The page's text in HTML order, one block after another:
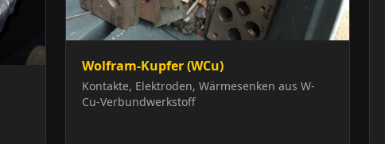
Wolfram-Kupfer (WCu)
Kontakte, Elektroden, Wärmesenken aus W-
Cu-Verbundwerkstoff